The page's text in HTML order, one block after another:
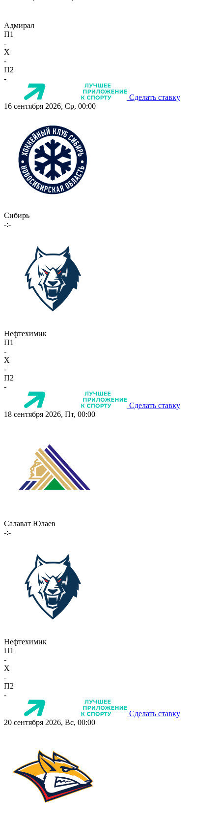
Адмирал
П1
-
X
-
П2
-
Сделать ставку
16 сентября 2026, Ср, 00:00
Сибирь
-:-
Нефтехимик
П1
-
X
-
П2
-
Сделать ставку
18 сентября 2026, Пт, 00:00
Салават Юлаев
-:-
Нефтехимик
П1
-
X
-
П2
-
Сделать ставку
20 сентября 2026, Вс, 00:00